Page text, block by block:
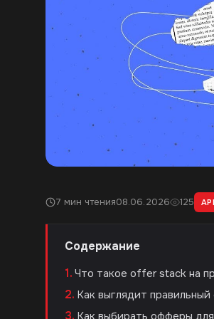
7 мин чтения08.06.2026 125
Содержание
Что такое offer stack на
Как выглядит
Как выбирать офферы